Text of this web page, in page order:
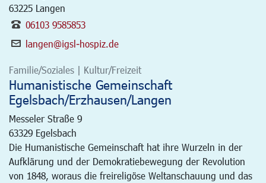
63225 Langen
06103 9585853
langen@igsl-hospiz.de
Familie/Soziales | Kultur/Freizeit
Humanistische Gemeinschaft
Egelsbach/Erzhausen/Langen
Messeler Straße 9
63329 Egelsbach
Die Humanistische Gemeinschaft hat ihre Wurzeln in der
Aufklärung und der Demokratiebewegung der Revolution
von 1848, woraus die freireligöse Weltanschauung und das